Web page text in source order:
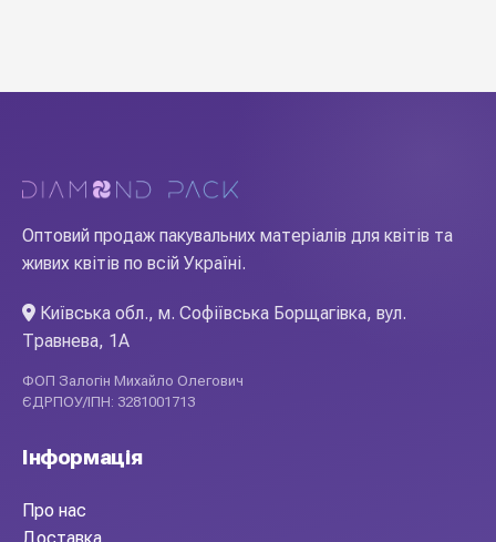
Оптовий продаж пакувальних матеріалів для квітів та
живих квітів по всій Україні.
Київська обл., м. Софіївська Борщагівка, вул.
Травнева, 1А
ФОП Залогін Михайло Олегович
ЄДРПОУ/ІПН: 3281001713
Інформація
Про нас